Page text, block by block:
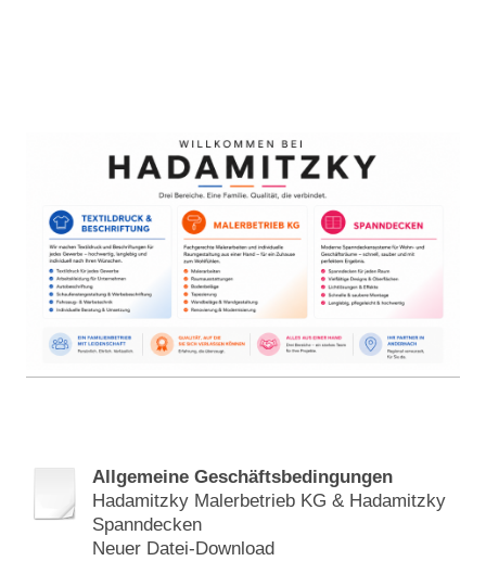
Allgemeine Geschäftsbedingungen
Hadamitzky Malerbetrieb KG & Hadamitzky
Spanndecken
Neuer Datei-Download